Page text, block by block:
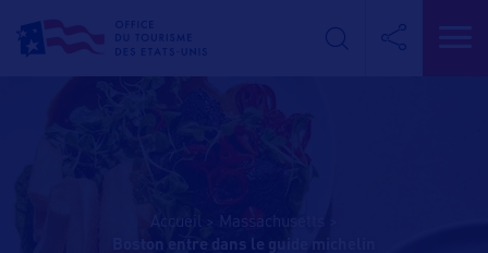
Accueil Massachusetts
boston entre dans le guide michelin